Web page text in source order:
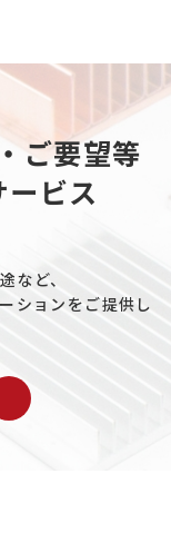
ご要望等
ビス
など、
ションをご提供し